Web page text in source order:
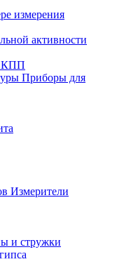
измерения
активности
КПП
Приборы для
Измерители
и стружки